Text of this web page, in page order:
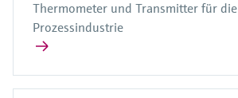
Thermometer und Transmitter für die
Prozessindustrie